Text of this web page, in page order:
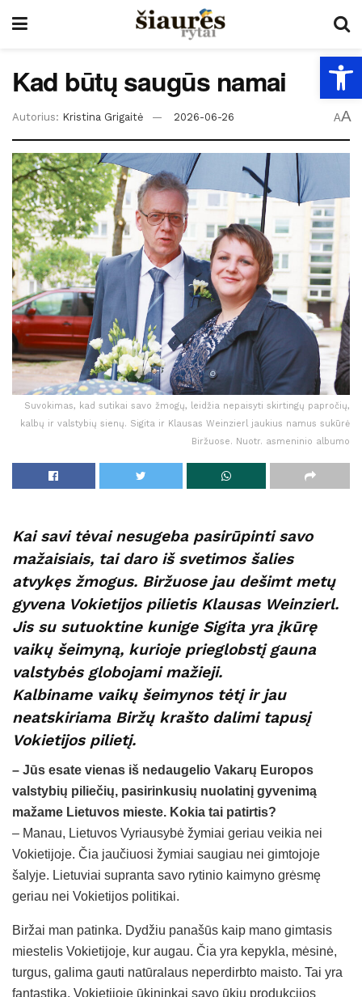
Kad būtų saugūs namai
Autorius: Kristina Grigaitė 2026-06-26 AA
Suvokimas, kad sutikai savo žmogų, leidžia nepaisyti skirtingų papročių,
kalbų ir valstybių sienų. Sigita ir Klausas Weinzierl jaukius namus sukūrė
Biržuose. Nuotr. asmeninio albumo
Kai savi tėvai nesugeba pasirūpinti savo
mažaisiais, tai daro iš svetimos šalies
atvykęs žmogus. Biržuose jau dešimt metų
gyvena Vokietijos pilietis Klausas Weinzierl.
Jis su sutuoktine kunige Sigita yra įkūrę
vaikų šeimyną, kurioje prieglobstį gauna
valstybės globojami mažieji.
Kalbiname vaikų šeimynos tėtį ir jau
neatskiriama Biržų krašto dalimi tapusį
Vokietijos pilietį.
– Jūs esate vienas iš nedaugelio Vakarų Europos
valstybių piliečių, pasirinkusių nuolatinį gyvenimą
mažame Lietuvos mieste. Kokia tai patirtis?
– Manau, Lietuvos Vyriausybė žymiai geriau veikia nei
Vokietijoje. Čia jaučiuosi žymiai saugiau nei gimtojoje
šalyje. Lietuviai supranta savo rytinio kaimyno grėsmę
geriau nei Vokietijos politikai.
Biržai man patinka. Dydžiu panašūs kaip mano gimtasis
miestelis Vokietijoje, kur augau. Čia yra kepykla, mėsinė,
turgus, galima gauti natūralaus neperdirbto maisto. Tai yra
fantastika. Vokietijoje ūkininkai savo ūkių produkcijos